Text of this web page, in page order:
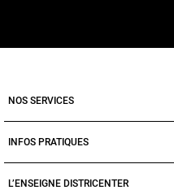
NOS SERVICES
INFOS PRATIQUES
L’ENSEIGNE DISTRICENTER